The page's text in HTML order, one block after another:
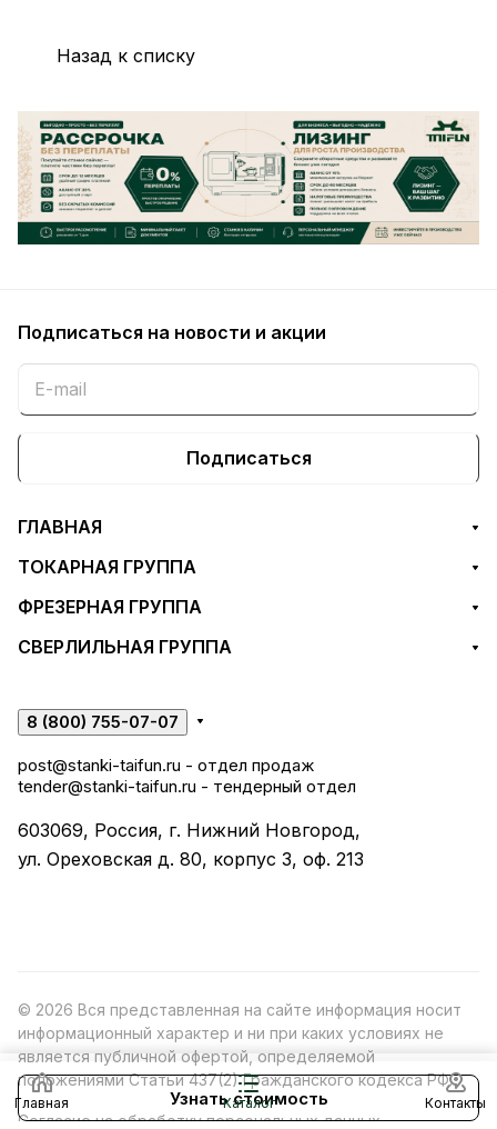
Узнать стоимость
Назад к списку
Главная Каталог Контакты
Подписаться на новости и акции
Подписаться
ГЛАВНАЯ
ТОКАРНАЯ ГРУППА
ФРЕЗЕРНАЯ ГРУППА
СВЕРЛИЛЬНАЯ ГРУППА
8 (800) 755-07-07
post@stanki-taifun.ru - отдел продаж
tender@stanki-taifun.ru - тендерный отдел
603069, Россия, г. Нижний Новгород,
ул. Ореховская д. 80, корпус 3, оф. 213
© 2026 Вся представленная на сайте информация носит
информационный характер и ни при каких условиях не
является публичной офертой, определяемой
положениями Статьи 437(2) Гражданского кодекса РФ.
Согласие на обработку персональных данных